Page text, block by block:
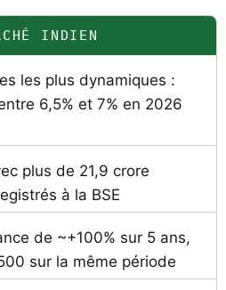
INDIEN
les plus dynamiques :
6,5% et 7% en 2026
plus de 21,9 crore
à la BSE
de ~+100% sur 5 ans,
sur la même période